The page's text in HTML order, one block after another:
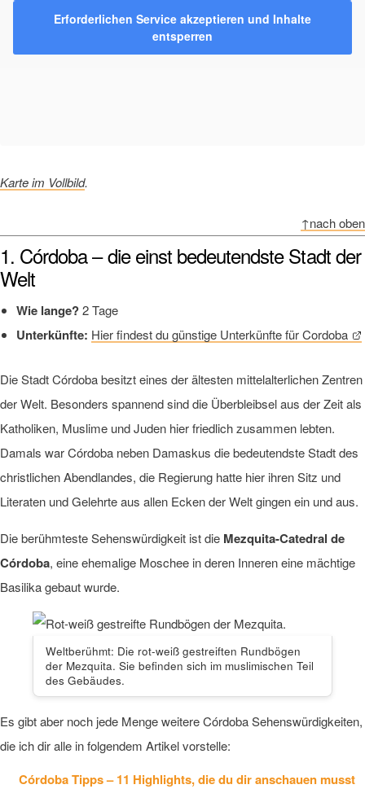
Erforderlichen Service akzeptieren und Inhalte
entsperren
Karte im Vollbild.
↑nach oben
1. Córdoba – die einst bedeutendste Stadt der
Welt
Wie lange?2 Tage
Unterkünfte: Hier findest du günstige Unterkünfte für Cordoba
Die Stadt Córdoba besitzt eines der ältesten mittelalterlichen Zentren
der Welt. Besonders spannend sind die Überbleibsel aus der Zeit als
Katholiken, Muslime und Juden hier friedlich zusammen lebten.
Damals war Córdoba neben Damaskus die bedeutendste Stadt des
christlichen Abendlandes, die Regierung hatte hier ihren Sitz und
Literaten und Gelehrte aus allen Ecken der Welt gingen ein und aus.
Die berühmteste Sehenswürdigkeit ist die Mezquita-Catedral de
Córdoba, eine ehemalige Moschee in deren Inneren eine mächtige
Basilika gebaut wurde.
Weltberühmt: Die rot-weiß gestreiften Rundbögen
der Mezquita. Sie befinden sich im muslimischen Teil
des Gebäudes.
Es gibt aber noch jede Menge weitere Córdoba Sehenswürdigkeiten,
die ich dir alle in folgendem Artikel vorstelle:
Córdoba Tipps – 11 Highlights, die du dir anschauen musst